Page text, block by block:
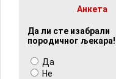
Анкета
Да ли сте изабрали
породичног љекара!
Да
Не